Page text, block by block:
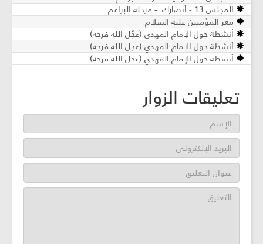
المجلس 13 - أنصارك - مرحلة البراعم
معز المؤمنين عليه السلام
أنشطة حول الإمام المهدي (عجّل الله فرجه)
أنشطة حول الإمام المهدي (عجل الله فرجه)
أنشطة حول الإمام المهدي (عجل الله فرجه)
تعليقات الزوار